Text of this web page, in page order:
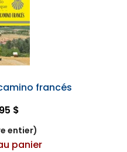
francés
$
entier)
panier